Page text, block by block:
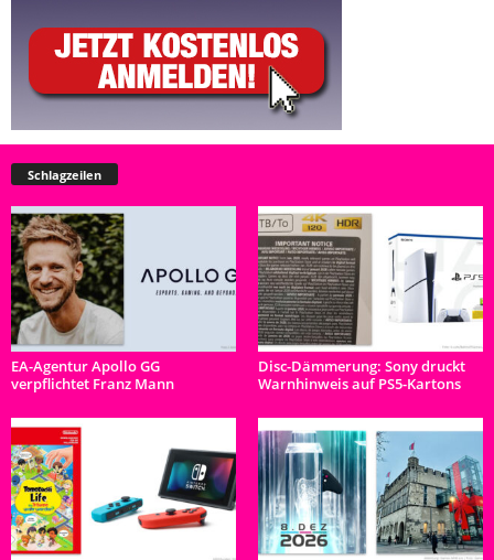
Schlagzeilen
EA-Agentur Apollo GG
verpflichtet Franz Mann
Disc-Dämmerung: Sony druckt
Warnhinweis auf PS5-Kartons